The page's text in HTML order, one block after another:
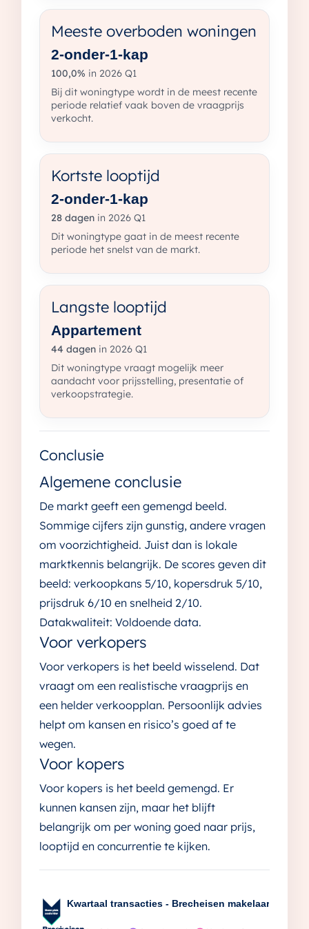
Meeste overboden woningen
2-onder-1-kap
100,0% in 2026 Q1
Bij dit woningtype wordt in de meest recente
periode relatief vaak boven de vraagprijs
verkocht.
Kortste looptijd
2-onder-1-kap
28 dagen in 2026 Q1
Dit woningtype gaat in de meest recente
periode het snelst van de markt.
Langste looptijd
Appartement
44 dagen in 2026 Q1
Dit woningtype vraagt mogelijk meer
aandacht voor prijsstelling, presentatie of
verkoopstrategie.
Conclusie
Algemene conclusie
De markt geeft een gemengd beeld.
Sommige cijfers zijn gunstig, andere vragen
om voorzichtigheid. Juist dan is lokale
marktkennis belangrijk. De scores geven dit
beeld: verkoopkans 5/10, kopersdruk 5/10,
prijsdruk 6/10 en snelheid 2/10.
Datakwaliteit: Voldoende data.
Voor verkopers
Voor verkopers is het beeld wisselend. Dat
vraagt om een realistische vraagprijs en
een helder verkoopplan. Persoonlijk advies
helpt om kansen en risico’s goed af te
wegen.
Voor kopers
Voor kopers is het beeld gemengd. Er
kunnen kansen zijn, maar het blijft
belangrijk om per woning goed naar prijs,
looptijd en concurrentie te kijken.
Kwartaal transacties - Brecheisen makelaars -